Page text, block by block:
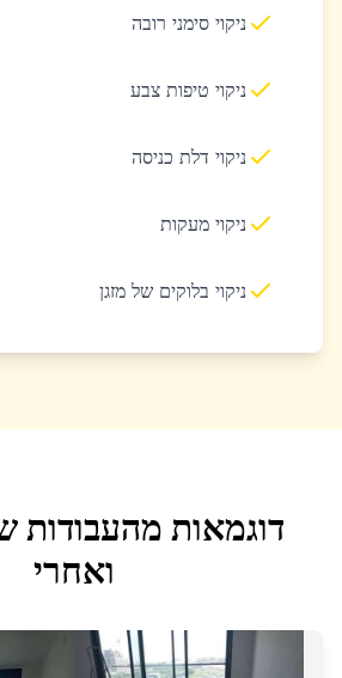
ניקוי סימני רובה
ניקוי טיפות צבע
ניקוי דלת כניסה
ניקוי מעקות
ניקוי בלוקים של מזגן
דוגמאות מהעבודות
ואחרי